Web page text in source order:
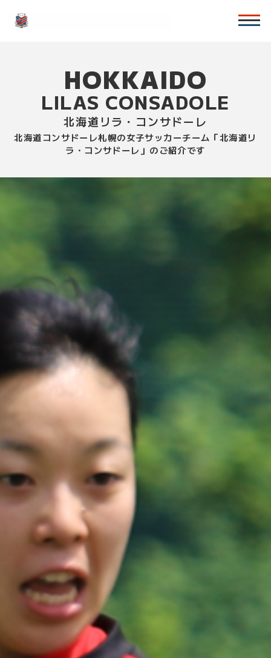
HOKKAIDO
LILAS CONSADOLE
北海道リラ・コンサドーレ
北海道コンサドーレ札幌の女子サッカーチーム「北海道リ
ラ・コンサドーレ」のご紹介です